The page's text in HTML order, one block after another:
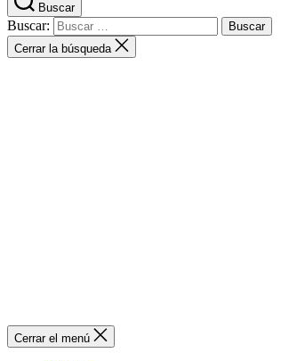
Buscar
Buscar:
Cerrar la búsqueda
Cerrar el menú